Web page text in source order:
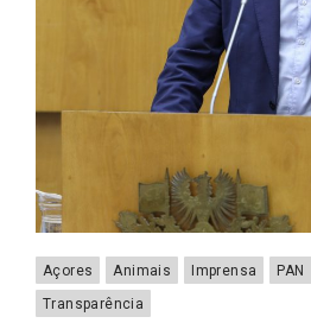
Açores Animais Imprensa PAN
Transparência